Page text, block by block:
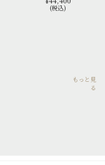
(税込)
もっと見
る